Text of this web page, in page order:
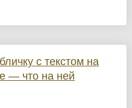
с текстом на
— что на ней